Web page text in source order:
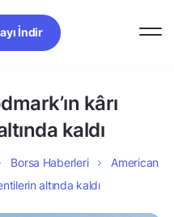
İndir
kârı
kaldı
Borsa Haberleri
American
altında kaldı